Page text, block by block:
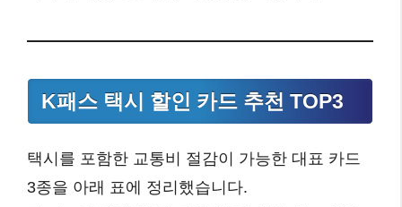
K패스 택시 할인 카드 추천 TOP3
택시를 포함한 교통비 절감이 가능한 대표 카드
3종을 아래 표에 정리했습니다.